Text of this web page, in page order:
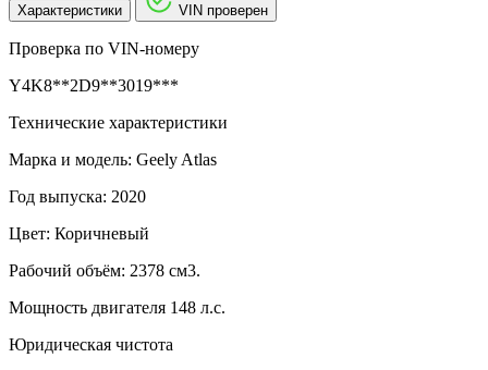
Характеристики VIN проверен
Проверка по VIN-номеру
Y4K8**2D9**3019***
Технические характеристики
Марка и модель: Geely Atlas
Год выпуска: 2020
Цвет: Коричневый
Рабочий объём: 2378 см3.
Мощность двигателя 148 л.с.
Юридическая чистота